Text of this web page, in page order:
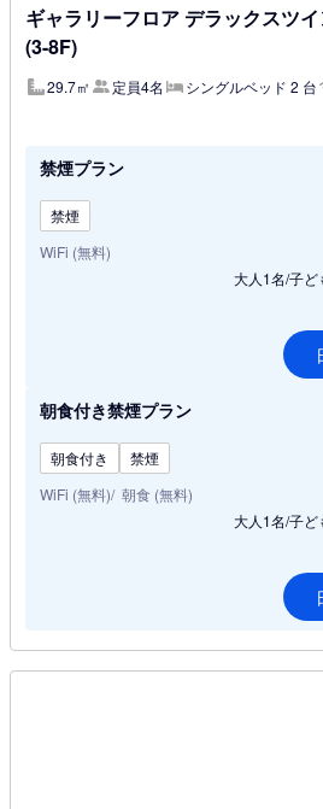
ギャラリーフロア デラックスツ
(3-8F)
29.7㎡ 定員4名 シングルベッド 2 台
禁煙プラン
禁煙
WiFi (無料)
大人1名/子ど
朝食付き禁煙プラン
朝食付き
禁煙
WiFi (無料) 朝食 (無料)
大人1名/子ど